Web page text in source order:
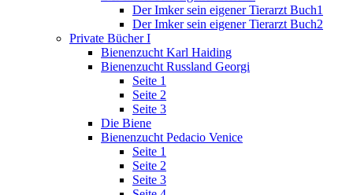
Der Imker sein eigener Tierarzt Buch1
Der Imker sein eigener Tierarzt Buch2
Private Bücher I
Bienenzucht Karl Haiding
Bienenzucht Russland Georgi
Seite 1
Seite 2
Seite 3
Die Biene
Bienenzucht Pedacio Venice
Seite 1
Seite 2
Seite 3